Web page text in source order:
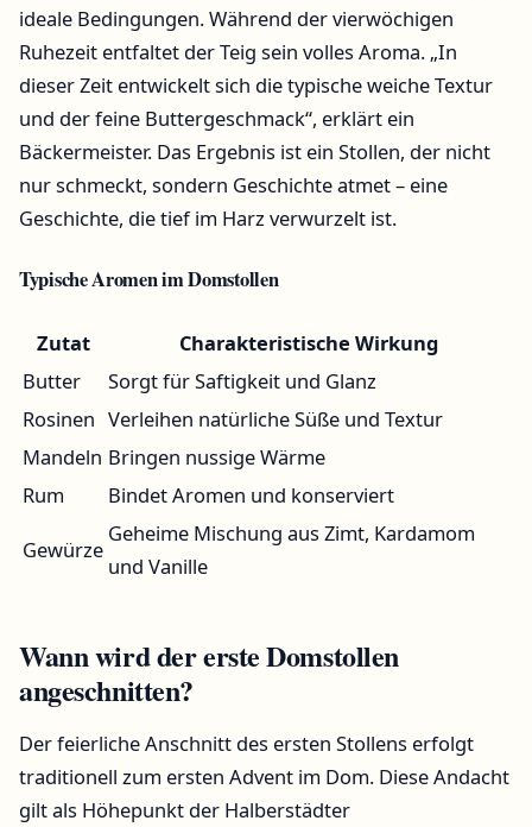
ideale Bedingungen. Während der vierwöchigen
Ruhezeit entfaltet der Teig sein volles Aroma. „In
dieser Zeit entwickelt sich die typische weiche Textur
und der feine Buttergeschmack“, erklärt ein
Bäckermeister. Das Ergebnis ist ein Stollen, der nicht
nur schmeckt, sondern Geschichte atmet – eine
Geschichte, die tief im Harz verwurzelt ist.
Typische Aromen im Domstollen
Zutat
Charakteristische Wirkung
Butter
Sorgt für Saftigkeit und Glanz
Rosinen Verleihen natürliche Süße und Textur
Mandeln Bringen nussige Wärme
Rum
Bindet Aromen und konserviert
Gewürze
Geheime Mischung aus Zimt, Kardamom
und Vanille
Wann wird der erste Domstollen
angeschnitten?
Der feierliche Anschnitt des ersten Stollens erfolgt
traditionell zum ersten Advent im Dom. Diese Andacht
gilt als Höhepunkt der Halberstädter